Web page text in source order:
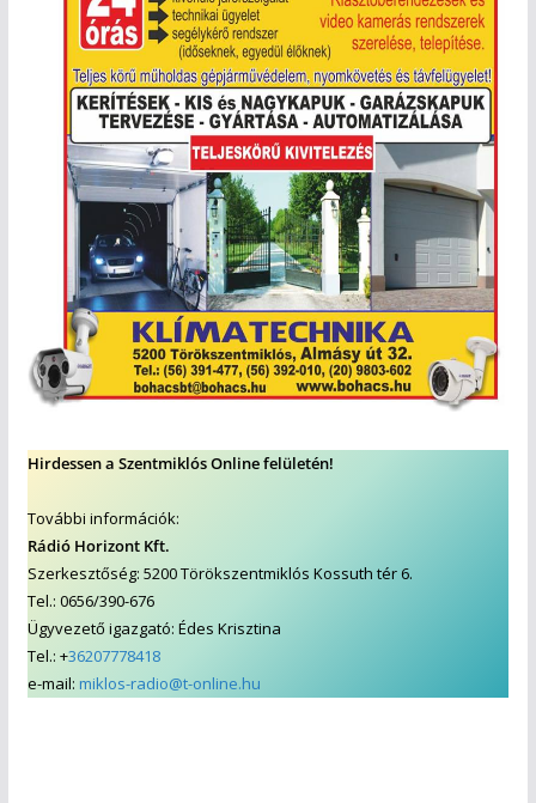
Hirdessen a Szentmiklós Online felületén!
További információk:
Rádió Horizont Kft.
Szerkesztőség: 5200 Törökszentmiklós Kossuth tér 6.
Tel.: 0656/390-676
Ügyvezető igazgató: Édes Krisztina
Tel.: +36207778418
e-mail: miklos-radio@t-online.hu